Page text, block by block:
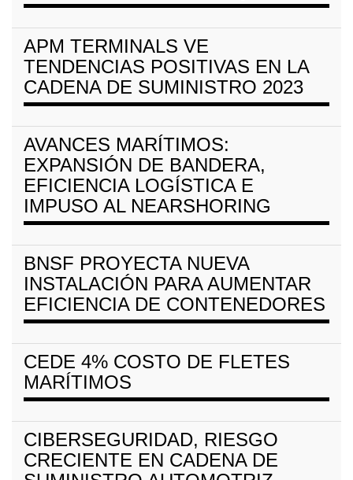
APM TERMINALS VE
TENDENCIAS POSITIVAS EN LA
CADENA DE SUMINISTRO 2023
AVANCES MARÍTIMOS:
EXPANSIÓN DE BANDERA,
EFICIENCIA LOGÍSTICA E
IMPUSO AL NEARSHORING
BNSF PROYECTA NUEVA
INSTALACIÓN PARA AUMENTAR
EFICIENCIA DE CONTENEDORES
CEDE 4% COSTO DE FLETES
MARÍTIMOS
CIBERSEGURIDAD, RIESGO
CRECIENTE EN CADENA DE